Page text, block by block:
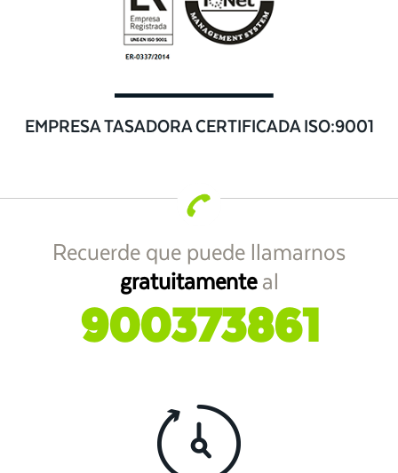
EMPRESA TASADORA CERTIFICADA ISO:9001
Recuerde que puede llamarnos
gratuitamenteal
900373861